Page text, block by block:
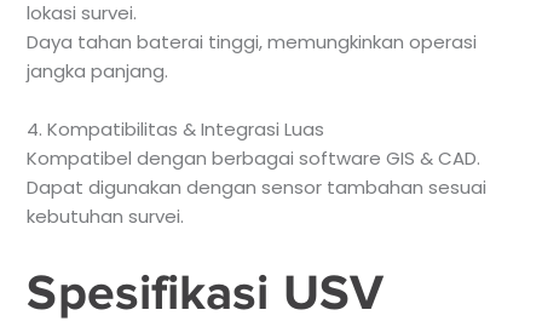
lokasi survei.
Daya tahan baterai tinggi, memungkinkan operasi
jangka panjang.
4. Kompatibilitas & Integrasi Luas
Kompatibel dengan berbagai software GIS & CAD.
Dapat digunakan dengan sensor tambahan sesuai
kebutuhan survei.
Spesifikasi USV